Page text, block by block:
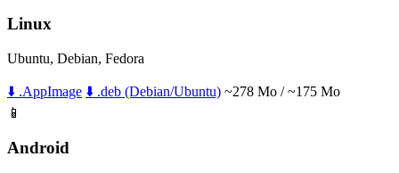
Linux
Ubuntu, Debian, Fedora
⬇️ .AppImage ⬇️ .deb (Debian/Ubuntu) ~278 Mo / ~175 Mo
📱
Android